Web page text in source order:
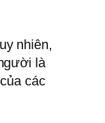
nhiên,
là
các